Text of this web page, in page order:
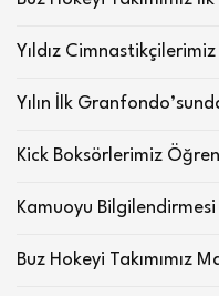
Yıldız
Yılın İlk
Kick Boksörlerimiz
Kamuoyu Bilgilendirmesi
Buz Hokeyi Takımımız